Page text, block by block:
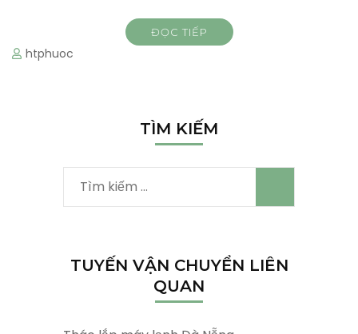
ĐỌC TIẾP
htphuoc
TÌM KIẾM
Tìm
kiếm
TUYẾN VẬN CHUYỂN LIÊN
QUAN